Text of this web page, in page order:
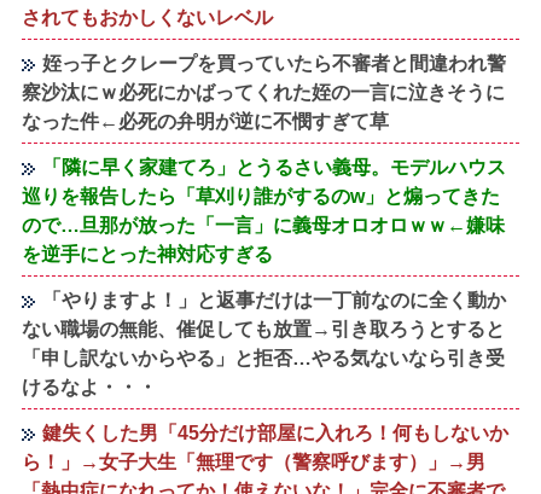
されてもおかしくないレベル
姪っ子とクレープを買っていたら不審者と間違われ警
察沙汰にｗ必死にかばってくれた姪の一言に泣きそうに
なった件←必死の弁明が逆に不憫すぎて草
「隣に早く家建てろ」とうるさい義母。モデルハウス
巡りを報告したら「草刈り誰がするのw」と煽ってきた
ので…旦那が放った「一言」に義母オロオロｗｗ←嫌味
を逆手にとった神対応すぎる
「やりますよ！」と返事だけは一丁前なのに全く動か
ない職場の無能、催促しても放置→引き取ろうとすると
「申し訳ないからやる」と拒否…やる気ないなら引き受
けるなよ・・・
鍵失くした男「45分だけ部屋に入れろ！何もしないか
ら！」→女子大生「無理です（警察呼びます）」→男